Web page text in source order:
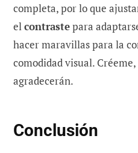
completa, por lo que
elcontrastepara
hacer maravillas para la
comodidad visual.
agradecerán.
Conclusión